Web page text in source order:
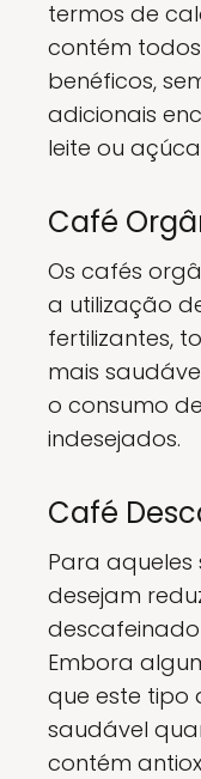
termos de
contém
benéficos,
adicionais
leite ou
Café
Os cafés
a utilização
fertilizantes,
mais
o consumo
indesejados.
Café
Para aqueles
desejam
Embora
que este tipo
saudável
contém